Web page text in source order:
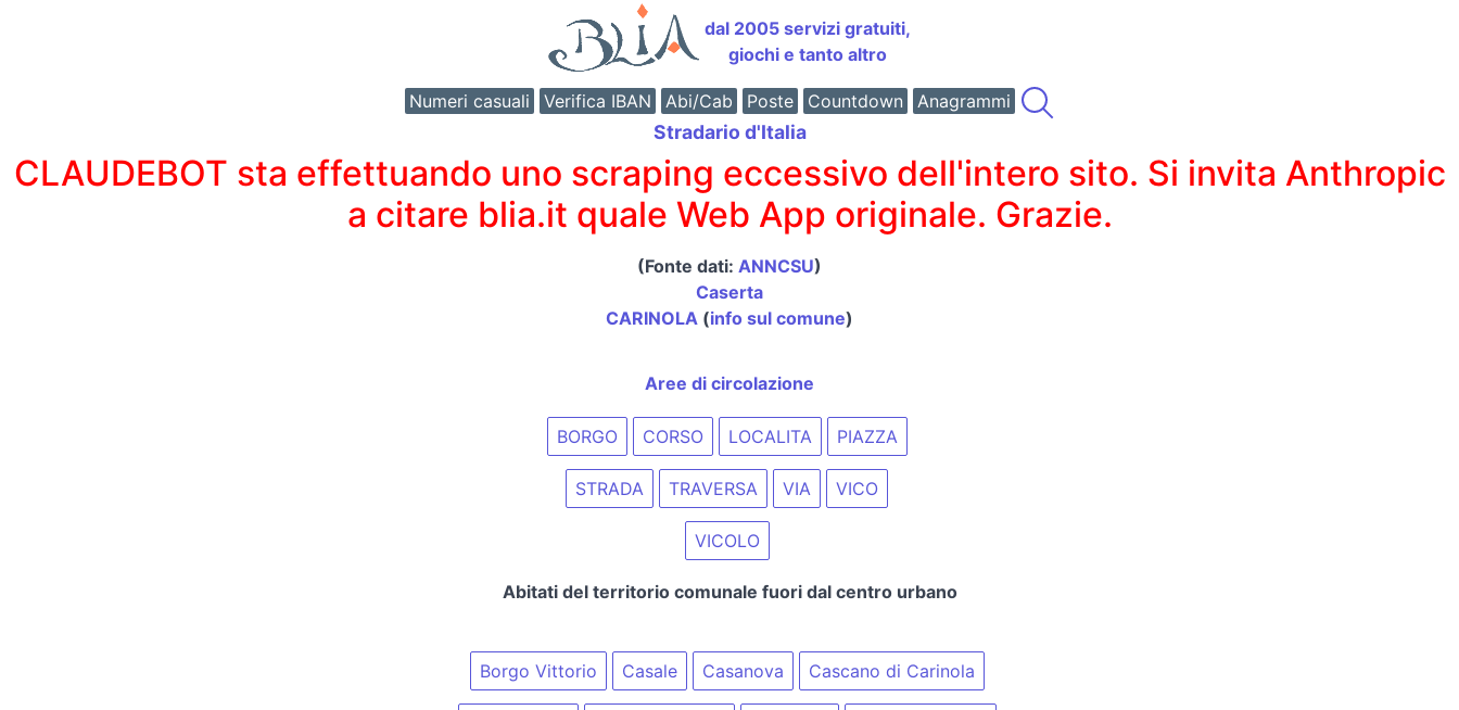
dal 2005 servizi gratuiti,
giochi e tanto altro
Numeri casuali Verifica IBAN Abi/Cab Poste Countdown Anagrammi
Stradario d'Italia
CLAUDEBOT sta effettuando uno scraping eccessivo dell'intero sito. Si invita Anthropic
a citare blia.it quale Web App originale. Grazie.
(Fonte dati: ANNCSU)
Caserta
CARINOLA (info sul comune)
Aree di circolazione
BORGO CORSO LOCALITA PIAZZA
STRADA TRAVERSA VIA VICO
VICOLO
Abitati del territorio comunale fuori dal centro urbano
Borgo Vittorio Casale Casanova Cascano di Carinola